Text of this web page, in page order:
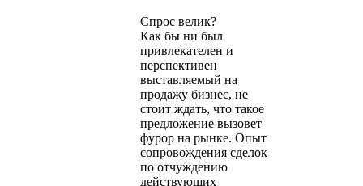
Спрос велик?
Как бы ни был
привлекателен и
перспективен
выставляемый на
продажу бизнес, не
стоит ждать, что такое
предложение вызовет
фурор на рынке. Опыт
сопровождения сделок
по отчуждению
действующих